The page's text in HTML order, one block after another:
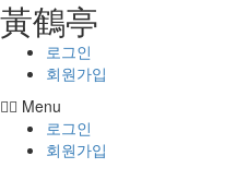
콘텐츠로
건너뛰기
⿈鶴亭
로그인
회원가입
Menu
로그인
회원가입